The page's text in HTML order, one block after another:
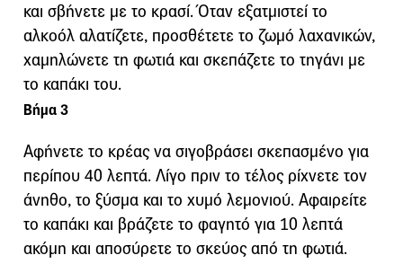
και σβήνετε με το κρασί. Όταν εξατμιστεί το
αλκοόλ αλατίζετε, προσθέτετε το ζωμό λαχανικών,
χαμηλώνετε τη φωτιά και σκεπάζετε το τηγάνι με
το καπάκι του.
Βήμα 3
Αφήνετε το κρέας να σιγοβράσει σκεπασμένο για
περίπου 40 λεπτά. Λίγο πριν το τέλος ρίχνετε τον
άνηθο, το ξύσμα και το χυμό λεμονιού. Αφαιρείτε
το καπάκι και βράζετε το φαγητό για 10 λεπτά
ακόμη και αποσύρετε το σκεύος από τη φωτιά.